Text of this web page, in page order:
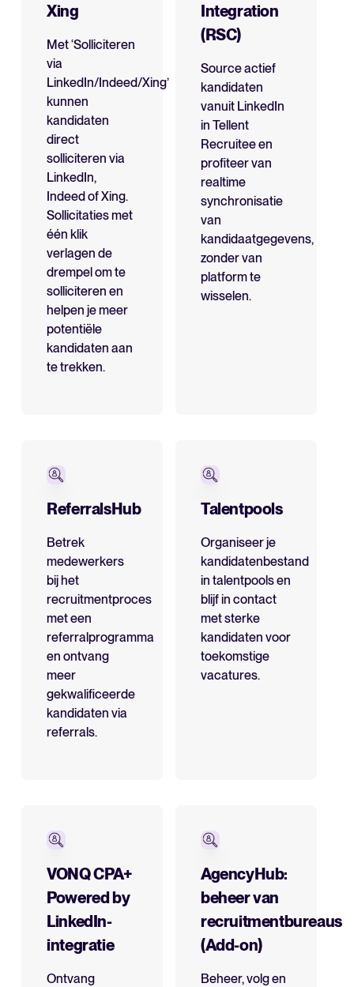
Xing
Met ‘Solliciteren
via
LinkedIn/Indeed/Xing’
kunnen
kandidaten
direct
solliciteren via
LinkedIn,
Indeed of Xing.
Sollicitaties met
één klik
verlagen de
drempel om te
solliciteren en
helpen je meer
potentiële
kandidaten aan
te trekken.
Integration
(RSC)
Source actief
kandidaten
vanuit LinkedIn
in Tellent
Recruitee en
profiteer van
realtime
synchronisatie
van
kandidaatgegevens,
zonder van
platform te
wisselen.
ReferralsHub
Betrek
medewerkers
bij het
recruitmentproces
met een
referralprogramma
en ontvang
meer
gekwalificeerde
kandidaten via
referrals.
Talentpools
Organiseer je
kandidatenbestand
in talentpools en
blijf in contact
met sterke
kandidaten voor
toekomstige
vacatures.
VONQ CPA+
Powered by
LinkedIn-
integratie
Ontvang
AgencyHub:
beheer van
recruitmentbureaus
(Add-on)
Beheer, volg en